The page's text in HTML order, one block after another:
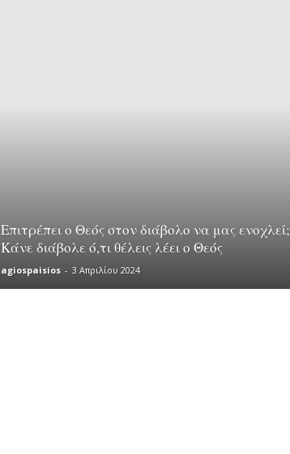
Επιτρέπει ο Θεός στον διάβολο να μας ενοχλεί;
Κάνε διάβολε ό,τι θέλεις λέει ο Θεός
agiospaisios - 3 Απριλίου 2024